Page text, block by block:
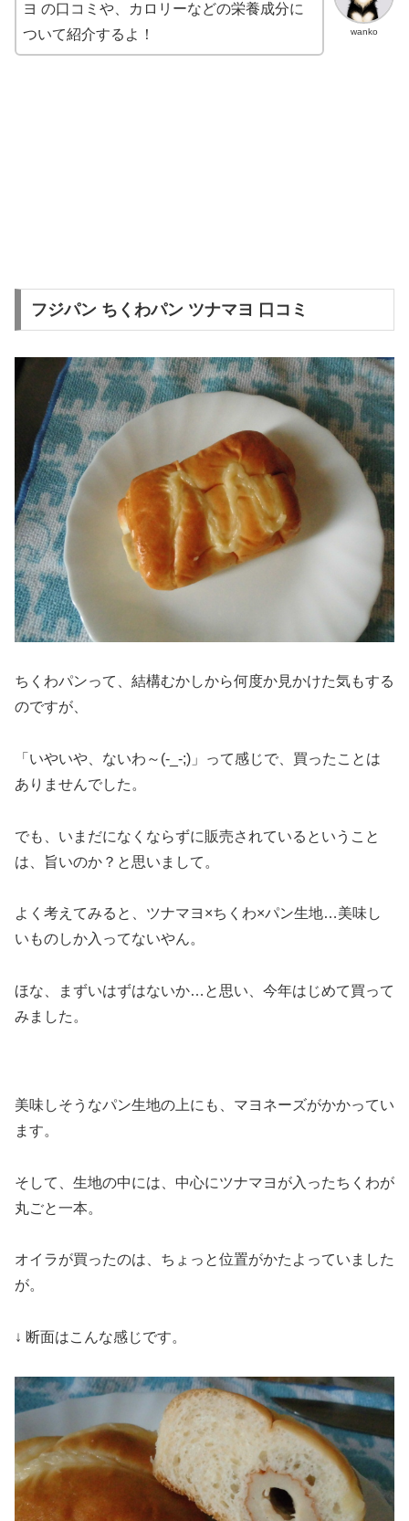
wanko
ヨ の口コミや、カロリーなどの栄養成分に
ついて紹介するよ！
フジパン ちくわパン ツナマヨ 口コミ
ちくわパンって、結構むかしから何度か見かけた気もする
のですが、
「いやいや、ないわ～(-_-;)」って感じで、買ったことは
ありませんでした。
でも、いまだになくならずに販売されているということ
は、旨いのか？と思いまして。
よく考えてみると、ツナマヨ×ちくわ×パン生地…美味し
いものしか入ってないやん。
ほな、まずいはずはないか…と思い、今年はじめて買って
みました。
美味しそうなパン生地の上にも、マヨネーズがかかってい
ます。
そして、生地の中には、中心にツナマヨが入ったちくわが
丸ごと一本。
オイラが買ったのは、ちょっと位置がかたよっていました
が。
↓ 断面はこんな感じです。